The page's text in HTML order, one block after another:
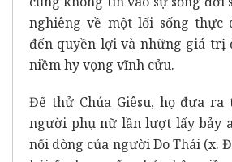
nghiêng về một lối sống thực
đến quyền lợi và những giá trị
niềm hy vọng vĩnh cửu.
Để thử Chúa Giêsu, họ đưa
người phụ nữ lần lượt lấy bảy
nối dòng của người Do Thái (x.